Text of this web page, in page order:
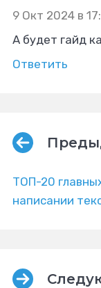
9 Окт 2024 в
А будет гайд
Ответить
ТОП-20
написании